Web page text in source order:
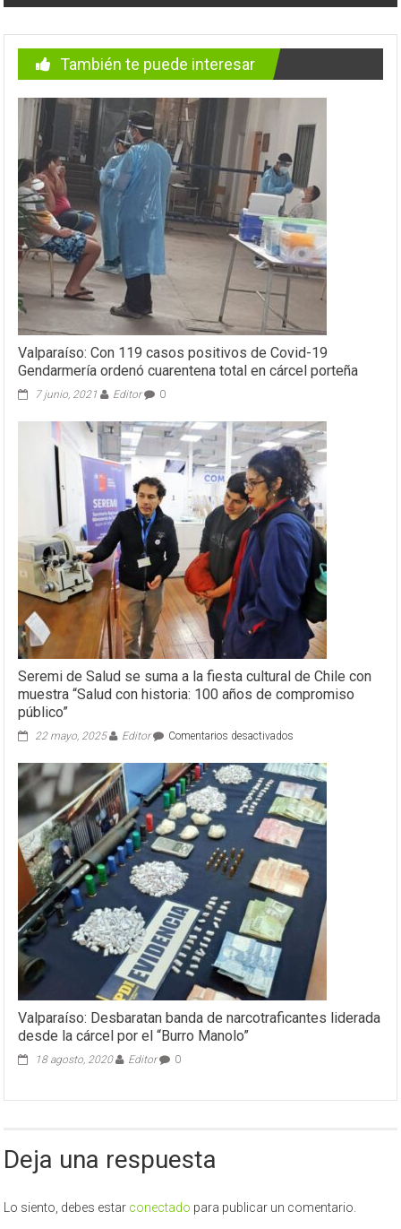
También te puede interesar
Valparaíso: Con 119 casos positivos de Covid-19
Gendarmería ordenó cuarentena total en cárcel porteña
7 junio, 2021 Editor 0
Seremi de Salud se suma a la fiesta cultural de Chile con
muestra “Salud con historia: 100 años de compromiso
público”
22 mayo, 2025 Editor Comentarios desactivados
de
Salud
se
suma
a
la
fiesta
cultural
de
Chile
muestra
“Salud
con
historia:
años
Valparaíso: Desbaratan banda de narcotraficantes liderada
desde la cárcel por el “Burro Manolo”
18 agosto, 2020 Editor 0
Deja una respuesta
Lo siento, debes estar conectado para publicar un comentario.